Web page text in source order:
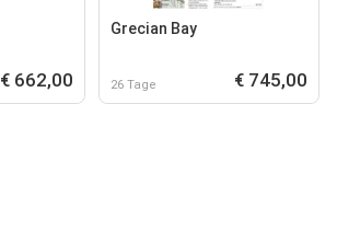
€ 662,00
Grecian Bay
26 Tage € 745,00